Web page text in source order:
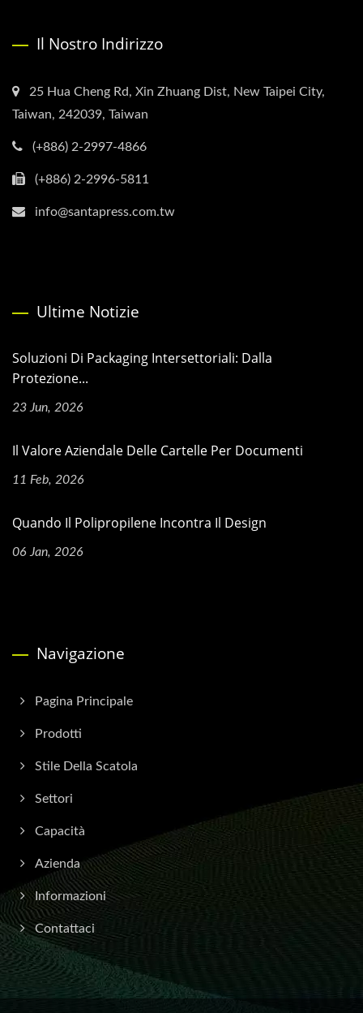
Il Nostro Indirizzo
25 Hua Cheng Rd, Xin Zhuang Dist, New Taipei City,
Taiwan, 242039, Taiwan
(+886) 2-2997-4866
(+886) 2-2996-5811
info@santapress.com.tw
Ultime Notizie
Soluzioni Di Packaging Intersettoriali: Dalla
Protezione...
23 Jun, 2026
Il Valore Aziendale Delle Cartelle Per Documenti
11 Feb, 2026
Quando Il Polipropilene Incontra Il Design
06 Jan, 2026
Navigazione
Pagina Principale
Prodotti
Stile Della Scatola
Settori
Capacità
Azienda
Informazioni
Contattaci